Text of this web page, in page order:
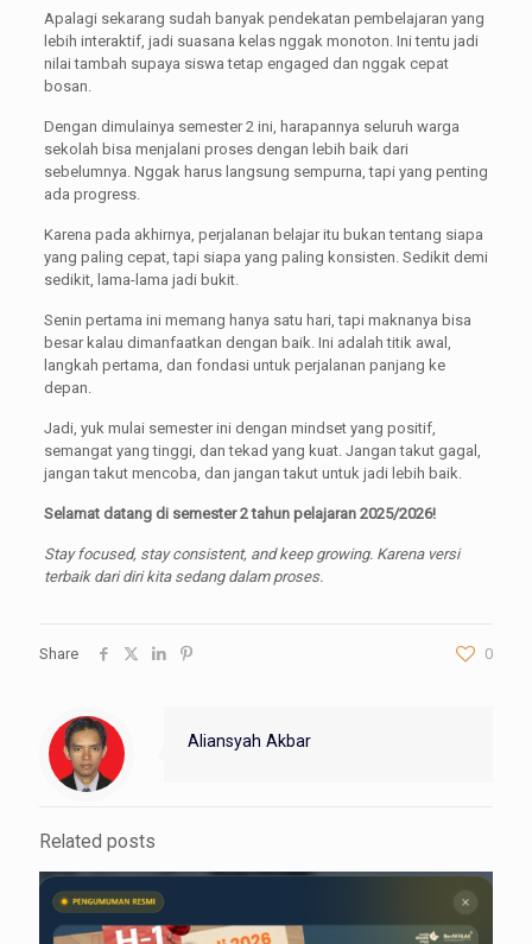
Apalagi sekarang sudah banyak pendekatan pembelajaran yang
lebih interaktif, jadi suasana kelas nggak monoton. Ini tentu jadi
nilai tambah supaya siswa tetap engaged dan nggak cepat
bosan.
Dengan dimulainya semester 2 ini, harapannya seluruh warga
sekolah bisa menjalani proses dengan lebih baik dari
sebelumnya. Nggak harus langsung sempurna, tapi yang penting
ada progress.
Karena pada akhirnya, perjalanan belajar itu bukan tentang siapa
yang paling cepat, tapi siapa yang paling konsisten. Sedikit demi
sedikit, lama-lama jadi bukit.
Senin pertama ini memang hanya satu hari, tapi maknanya bisa
besar kalau dimanfaatkan dengan baik. Ini adalah titik awal,
langkah pertama, dan fondasi untuk perjalanan panjang ke
depan.
Jadi, yuk mulai semester ini dengan mindset yang positif,
semangat yang tinggi, dan tekad yang kuat. Jangan takut gagal,
jangan takut mencoba, dan jangan takut untuk jadi lebih baik.
Selamat datang di semester 2 tahun pelajaran 2025/2026!
Stay focused, stay consistent, and keep growing. Karena versi
terbaik dari diri kita sedang dalam proses.
Share 0
Aliansyah Akbar
Related posts